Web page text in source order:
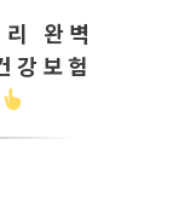
완벽
보험